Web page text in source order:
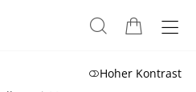
Hoher Kontrast